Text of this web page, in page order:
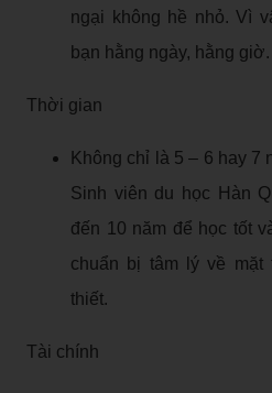
ngại không hề nhỏ. Vì
bạn hằng ngày, hằng giờ.
Thời gian
Không chỉ là 5 – 6 hay 7
Sinh viên du học Hàn
đến 10 năm để học tốt
chuẩn bị tâm lý về
thiết.
Tài chính